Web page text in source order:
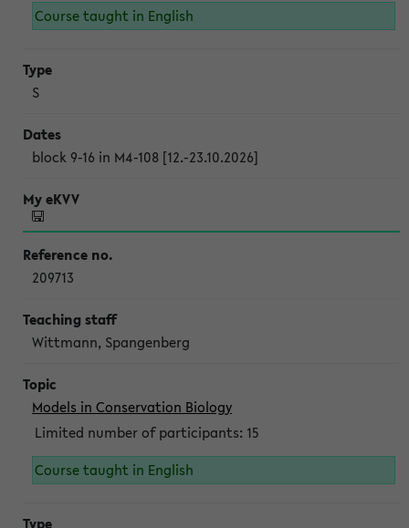
Course taught in English
S
block 9-16 in M4-108 [12.-23.10.2026]
209713
Wittmann, Spangenberg
Models in Conservation Biology
Limited number of participants: 15
Course taught in English